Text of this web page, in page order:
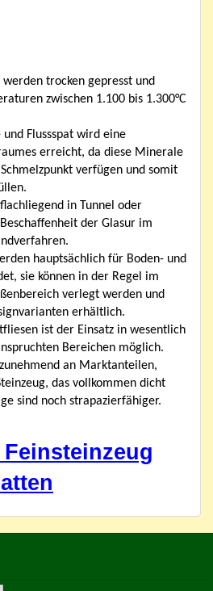
werden trocken gepresst und
zwischen 1.100 bis 1.300°C
und Flussspat wird eine
erreicht, da diese Minerale
verfügen und somit
in Tunnel oder
der Glasur im
hauptsächlich für Boden- und
sie können in der Regel im
verlegt werden und
erhältlich.
ist der Einsatz in wesentlich
Bereichen möglich.
an Marktanteilen,
das vollkommen dicht
sind noch strapazierfähiger.